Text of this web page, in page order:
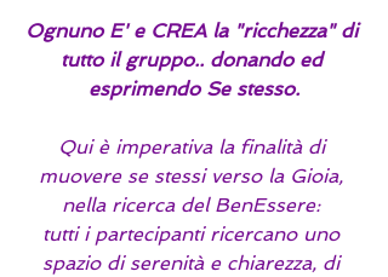
Ognuno E' e CREA la "ricchezza" di
tutto il gruppo.. donando ed
esprimendo Se stesso.
Qui è imperativa la finalità di
muovere se stessi verso la Gioia,
nella ricerca del BenEssere:
tutti i partecipanti ricercano uno
spazio di serenità e chiarezza, di